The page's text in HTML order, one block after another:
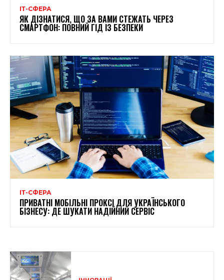
ІТ-СФЕРА
ЯК ДІЗНАТИСЯ, ЩО ЗА ВАМИ СТЕЖАТЬ ЧЕРЕЗ
СМАРТФОН: ПОВНИЙ ГІД ІЗ БЕЗПЕКИ
ІТ-СФЕРА
ПРИВАТНІ МОБІЛЬНІ ПРОКСІ ДЛЯ УКРАЇНСЬКОГО
БІЗНЕСУ: ДЕ ШУКАТИ НАДІЙНИЙ СЕРВІС